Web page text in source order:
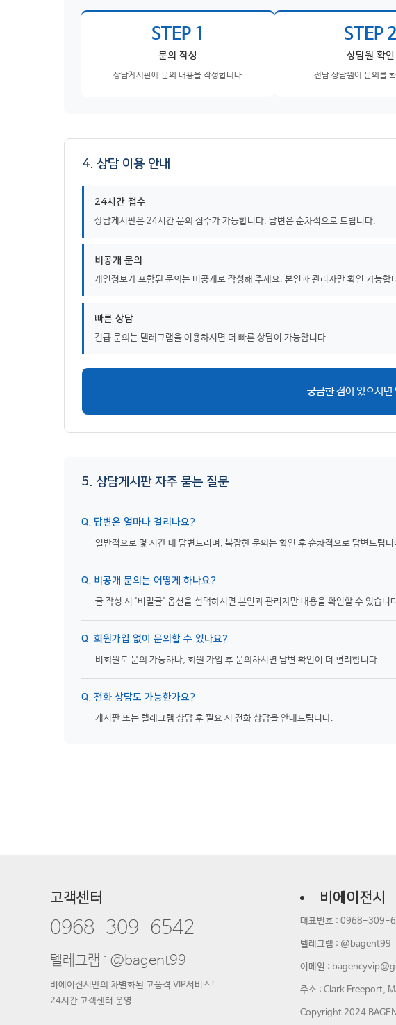
STEP 1
문의 작성
상담게시판에 문의 내용을 작성합니다
STEP 2
상담원 확인
전담 상담원이 문의를
4. 상담 이용 안내
24시간 접수
상담게시판은 24시간 문의 접수가 가능합니다. 답변은 순차적으로 드립니다.
비공개 문의
개인정보가 포함된 문의는 비공개로 작성해 주세요. 본인과 관리자만 확인 가능합
빠른 상담
긴급 문의는 텔레그램을 이용하시면 더 빠른 상담이 가능합니다.
궁금한 점이 있으시
5. 상담게시판 자주 묻는 질문
Q. 답변은 얼마나 걸리나요?
일반적으로 몇 시간 내 답변드리며, 복잡한 문의는 확인 후 순차적으로 답변드립니
Q. 비공개 문의는 어떻게 하나요?
글 작성 시 '비밀글' 옵션을 선택하시면 본인과 관리자만 내용을 확인할 수 있습니
Q. 회원가입 없이 문의할 수 있나요?
비회원도 문의 가능하나, 회원 가입 후 문의하시면 답변 확인이 더 편리합니다.
Q. 전화 상담도 가능한가요?
게시판 또는 텔레그램 상담 후 필요 시 전화 상담을 안내드립니다.
고객센터
0968-309-6542
텔레그램 : @bagent99
비에이전시만의 차별화된 고품격 VIP서비스!
24시간 고객센터 운영
비에이전시
대표번호 : 0968-309-
텔레그램 : @bagent99
이메일 :
주소 : Clark Freeport,
Copyright 2024